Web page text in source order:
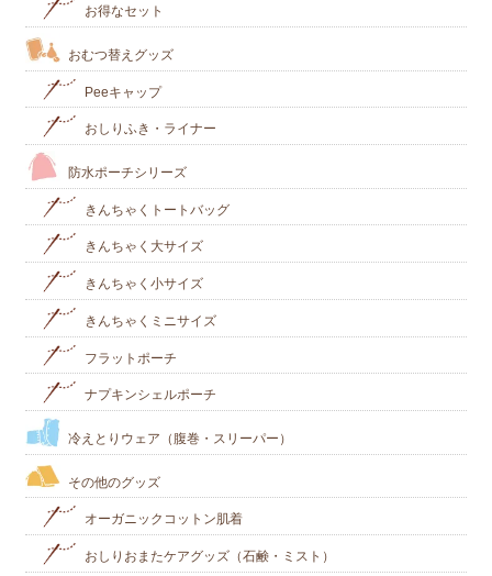
お得なセット
おむつ替えグッズ
Peeキャップ
おしりふき・ライナー
防水ポーチシリーズ
きんちゃくトートバッグ
きんちゃく大サイズ
きんちゃく小サイズ
きんちゃくミニサイズ
フラットポーチ
ナプキンシェルポーチ
冷えとりウェア（腹巻・スリーパー）
その他のグッズ
オーガニックコットン肌着
おしりおまたケアグッズ（石鹸・ミスト）